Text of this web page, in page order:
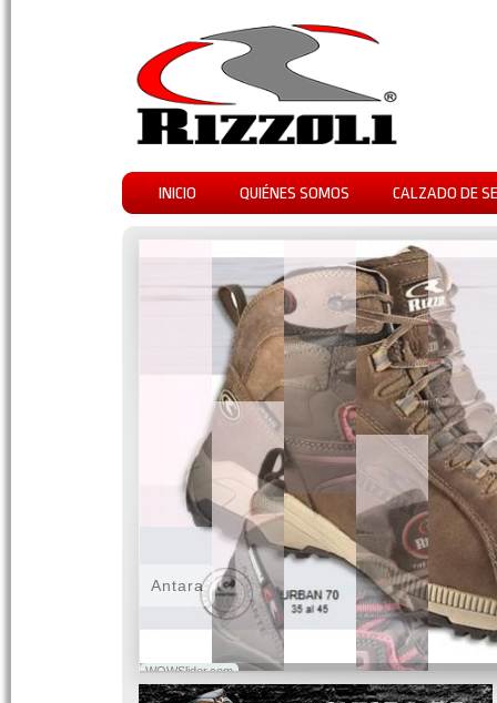
INICIO QUIÉNES SOMOS CALZADO DE
WOWSlider.com
Antara